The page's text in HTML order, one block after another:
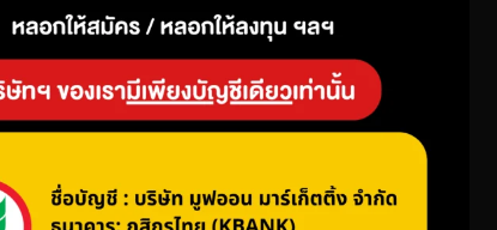
ดอันดับที่ดีใน Google และทำให้การเข้าถึงข้อมูลของผู้ใช้